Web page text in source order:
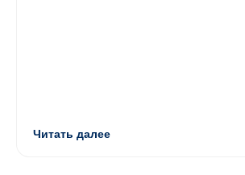
Читать далее